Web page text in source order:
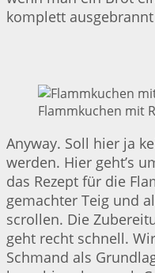
komplett
Flammkuchen mit
Anyway. Soll hier ja
werden. Hier geht’s
das Rezept für die
gemachter Teig und
scrollen. Die
geht recht schnell.
Schmand als